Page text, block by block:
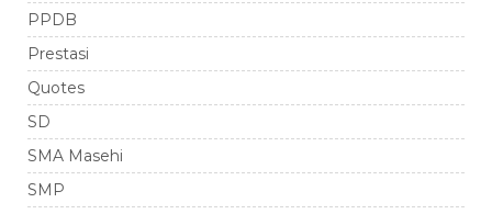
PPDB
Prestasi
Quotes
SD
SMA Masehi
SMP